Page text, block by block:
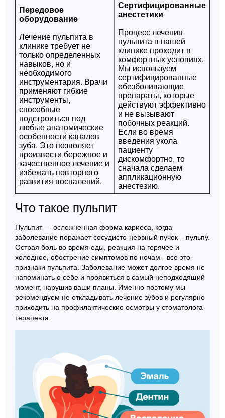
Передовое
оборудование
Лечение пульпита в
клинике требует не
только определенных
навыков, но и
необходимого
инструментария. Врачи
применяют гибкие
инструменты,
способные
подстроиться под
любые анатомические
особенности каналов
зуба. Это позволяет
произвести бережное и
качественное лечение и
избежать повторного
развития воспалений.
Сертифицированные
анестетики
Процесс лечения
пульпита в нашей
клинике проходит в
комфортных условиях.
Мы используем
сертифицированные
обезболивающие
препараты, которые
действуют эффективно
и не вызывают
побочных реакций.
Если во время
введения укола
пациенту
дискомфортно, то
сначала сделаем
аппликационную
анестезию.
Что такое пульпит
Пульпит — осложненная форма кариеса, когда
заболевание поражает сосудисто-нервный пучок – пульпу.
Острая боль во время еды, реакция на горячее и
холодное, обострение симптомов по ночам - все это
признаки пульпита. Заболевание может долгое время не
напоминать о себе и проявиться в самый неподходящий
момент, нарушив ваши планы. Именно поэтому мы
рекомендуем не откладывать лечение зубов и регулярно
приходить на профилактические осмотры у стоматолога-
терапевта.